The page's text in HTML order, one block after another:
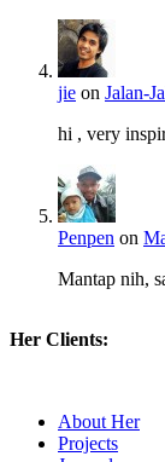
jie on Jalan-
hi , very
Penpen on
Mantap nih,
Her Clients:
About Her
Projects